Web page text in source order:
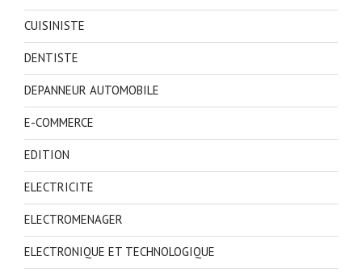
CUISINISTE
DENTISTE
DEPANNEUR AUTOMOBILE
E-COMMERCE
EDITION
ELECTRICITE
ELECTROMENAGER
ELECTRONIQUE ET TECHNOLOGIQUE